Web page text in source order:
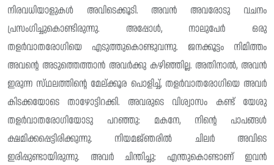
നിരവധിയാളുകൾ അവിടെക്കൂടി. അവൻ അവരോടു വചനം
പ്രസംഗിച്ചുകൊണ്ടിരുന്നു. അപ്പോൾ, നാലുപേർ ഒരു
തളർവാതരോഗിയെ എടുത്തുകൊണ്ടുവന്നു. ജനക്കൂട്ടം നിമിത്തം
അവൻ്റെ അടുത്തെത്താൻ അവർക്കു കഴിഞ്ഞില്ല. അതിനാൽ, അവൻ
ഇരുന്ന സ്‌ഥലത്തിന്റെ മേല്ക്കൂര പൊളിച്ച്, തളർവാതരോഗിയെ അവർ
കിടക്കയോടെ താഴോട്ടിറക്കി. അവരുടെ വിശ്വാസം കണ്ട് യേശു
തളർവാതരോഗിയോടു പറഞ്ഞു: മകനേ, നിൻ്റെ പാപങ്ങൾ
ക്ഷമിക്കപ്പെട്ടിരിക്കുന്നു. നിയമജ്‌ഞരിൽ ചിലർ അവിടെ
ഇരിപ്പുണ്ടായിരുന്നു. അവർ ചിന്തിച്ചു: എന്തുകൊണ്ടാണ് ഇവൻ